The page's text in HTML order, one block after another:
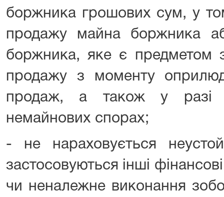
боржника грошових сум, у
продажу майна боржника
боржника, яке є предметом
продажу з моменту
продаж, а також у разі
немайнових спорах;
- не нараховується
застосовуються інші
чи неналежне виконання